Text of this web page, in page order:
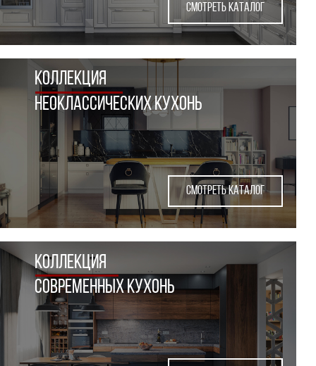
СМОТРЕТЬ КАТАЛОГ
неоКЛАССИческих кухонь
коллекция
СМОТРЕТЬ КАТАЛОГ
современных кухонь
коллекция